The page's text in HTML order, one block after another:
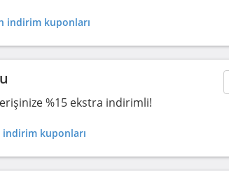
indirim kuponları
%15 ekstra indirimli!
indirim kuponları